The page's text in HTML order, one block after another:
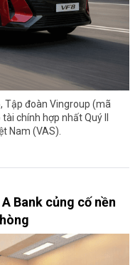
Tập đoàn Vingroup (mã
chính hợp nhất Quý II
Nam (VAS).
Bank củng cố nền